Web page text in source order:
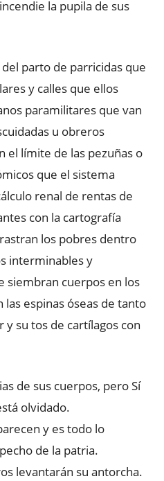
la pupila de sus
parto de parricidas que
y calles que ellos
paramilitares que van
u obreros
el límite de las pezuñas o
que el sistema
renal de rentas de
con la cartografía
los pobres dentro
interminables y
siembran cuerpos en los
espinas óseas de tanto
su tos de cartílagos con
de sus cuerpos, pero Sí
olvidado.
y es todo lo
de la patria.
levantarán su antorcha.